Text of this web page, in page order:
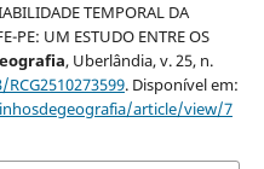
TEMPORAL DA
PE: UM ESTUDO ENTRE OS
, Uberlândia, v. 25, n.
RCG2510273599. Disponível em:
article/view/7